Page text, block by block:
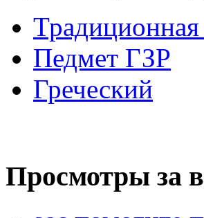
Традиционная
Педмет ГЗР
Греческий
Просмотры за